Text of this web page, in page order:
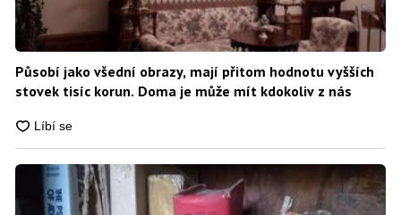
Působí jako všední obrazy, mají přitom hodnotu vyšších
stovek tisíc korun. Doma je může mít kdokoliv z nás